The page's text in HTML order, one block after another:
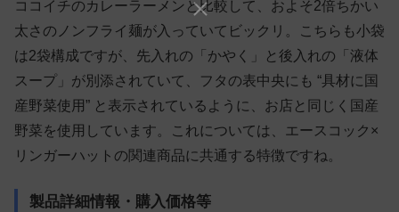
ココイチのカレーラーメンと比較して、およそ2倍ちかい
太さのノンフライ麺が入っていてビックリ。こちらも小袋
は2袋構成ですが、先入れの「かやく」と後入れの「液体
スープ」が別添されていて、フタの表中央にも “具材に国
産野菜使用” と表示されているように、お店と同じく国産
野菜を使用しています。これについては、エースコック×
リンガーハットの関連商品に共通する特徴ですね。
製品詳細情報・購入価格等